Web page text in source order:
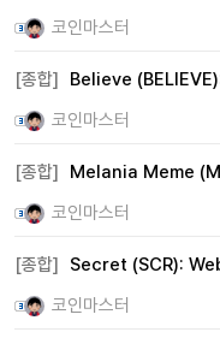
코인마스터
[종합]
Believe
코인마스터
[종합]
Melania Meme
코인마스터
[종합]
Secret (SCR):
코인마스터